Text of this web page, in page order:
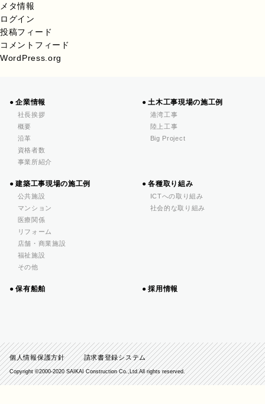
メタ情報
ログイン
投稿フィード
コメントフィード
WordPress.org
企業情報
社長挨拶
概要
沿革
資格者数
事業所紹介
土木工事現場の施工例
港湾工事
陸上工事
Big Project
建築工事現場の施工例
公共施設
マンション
医療関係
リフォーム
店舗・商業施設
福祉施設
その他
各種取り組み
ICTへの取り組み
社会的な取り組み
保有船舶 採用情報
個人情報保護方針 請求書登録システム
Copyright ©️2000-2020 SAIKAI Construction Co.,Ltd.All rights reserved.